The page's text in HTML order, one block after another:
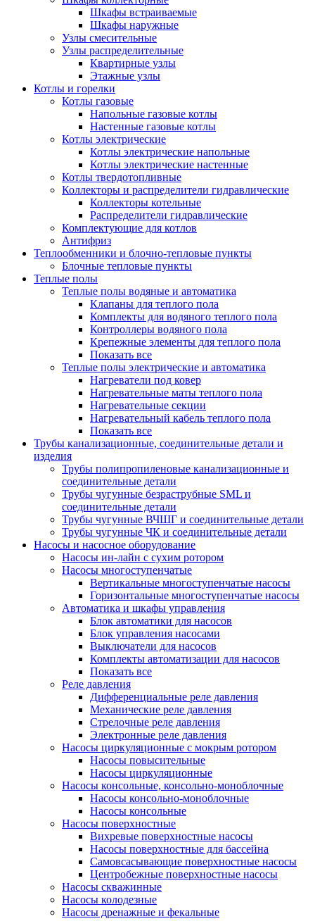
Шкафы встраиваемые
Шкафы наружные
Узлы смесительные
Узлы распределительные
Квартирные узлы
Этажные узлы
Котлы и горелки
Котлы газовые
Напольные газовые котлы
Настенные газовые котлы
Котлы электрические
Котлы электрические напольные
Котлы электрические настенные
Котлы твердотопливные
Коллекторы и распределители гидравлические
Коллекторы котельные
Распределители гидравлические
Комплектующие для котлов
Антифриз
Теплообменники и блочно-тепловые пункты
Блочные тепловые пункты
Теплые полы
Теплые полы водяные и автоматика
Клапаны для теплого пола
Комплекты для водяного теплого пола
Контроллеры водяного пола
Крепежные элементы для теплого пола
Показать все
Теплые полы электрические и автоматика
Нагреватели под ковер
Нагревательные маты теплого пола
Нагревательные секции
Нагревательный кабель теплого пола
Показать все
Трубы канализационные, соединительные детали и
изделия
Трубы полипропиленовые канализационные и
соединительные детали
Трубы чугунные безраструбные SML и
соединительные детали
Трубы чугунные ВЧШГ и соединительные детали
Трубы чугунные ЧК и соединительные детали
Насосы и насосное оборудование
Насосы ин-лайн с сухим ротором
Насосы многоступенчатые
Вертикальные многоступенчатые насосы
Горизонтальные многоступенчатые насосы
Автоматика и шкафы управления
Блок автоматики для насосов
Блок управления насосами
Выключатели для насосов
Комплекты автоматизации для насосов
Показать все
Реле давления
Дифференциальные реле давления
Механические реле давления
Стрелочные реле давления
Электронные реле давления
Насосы циркуляционные с мокрым ротором
Насосы повысительные
Насосы циркуляционные
Насосы консольные, консольно-моноблочные
Насосы консольно-моноблочные
Насосы консольные
Насосы поверхностные
Вихревые поверхностные насосы
Насосы поверхностные для бассейна
Самовсасывающие поверхностные насосы
Центробежные поверхностные насосы
Насосы скважинные
Насосы колодезные
Насосы дренажные и фекальные